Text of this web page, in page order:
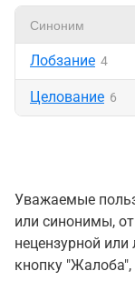
Синоним
Лобзание 4
Целование 6
Уважаемые
или синонимы,
нецензурной
кнопку